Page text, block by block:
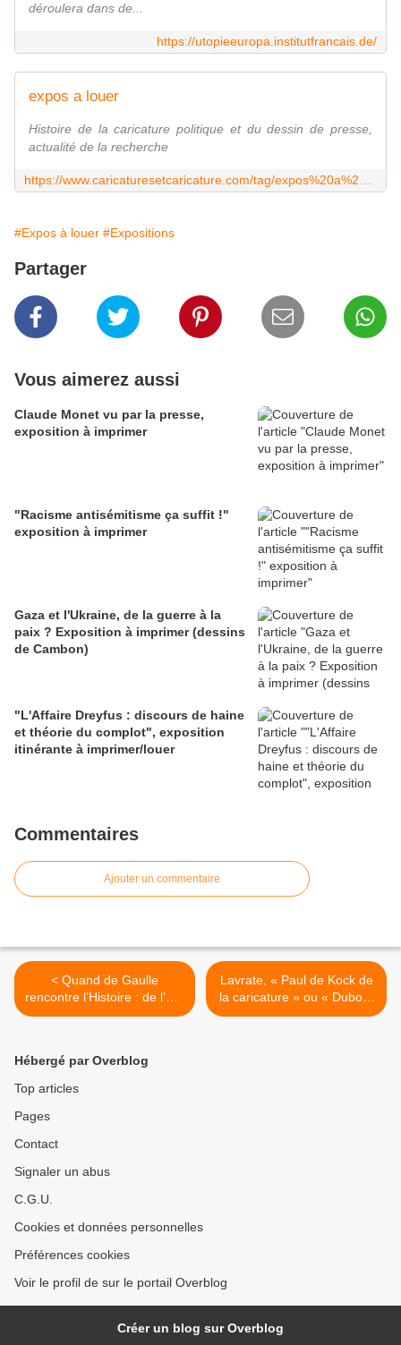
déroulera dans de...
https://utopieeuropa.institutfrancais.de/
expos a louer
Histoire de la caricature politique et du dessin de presse,
actualité de la recherche
#Expos à louer #Expositions
Partager
Vous aimerez aussi
Claude Monet vu par la presse,
exposition à imprimer
"Racisme antisémitisme ça suffit !"
exposition à imprimer
Gaza et l'Ukraine, de la guerre à la
paix ? Exposition à imprimer (dessins
de Cambon)
"L'Affaire Dreyfus : discours de haine
et théorie du complot", exposition
itinérante à imprimer/louer
Commentaires
Ajouter un commentaire
< Quand de Gaulle
rencontre l’Histoire : de l’exil
à la Libération, la difficile
Lavrate, « Paul de Kock de
la caricature » ou « Dubout
du 19e siècle ? >
Hébergé par Overblog
Top articles
Pages
Contact
Signaler un abus
C.G.U.
Cookies et données personnelles
Préférences cookies
Voir le profil de sur le portail Overblog
Créer un blog sur Overblog